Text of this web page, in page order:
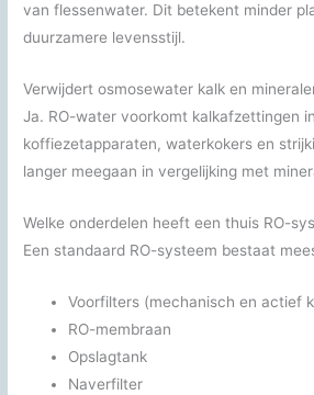
van flessenwater. Dit betekent minder
duurzamere levensstijl.
Verwijdert osmosewater kalk en
Ja. RO-water voorkomt kalkafzettingen
koffiezetapparaten, waterkokers en
langer meegaan in vergelijking met
Welke onderdelen heeft een thuis RO-
Een standaard RO-systeem bestaat
Voorfilters (mechanisch en actief
RO-membraan
Opslagtank
Naverfilter